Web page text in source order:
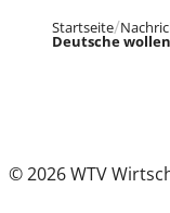
Startseite
Deutsche
© 2026 WTV